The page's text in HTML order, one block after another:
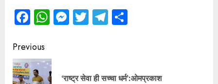
Facebook
WhatsApp
Messenger
TwitterTelegram
Continue
Reading
Previous
‘राष्ट्र सेवा ही सच्चा धर्म’:ओमप्रकाश